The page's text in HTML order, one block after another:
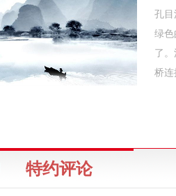
孔目
绿色
了
桥
特约评论